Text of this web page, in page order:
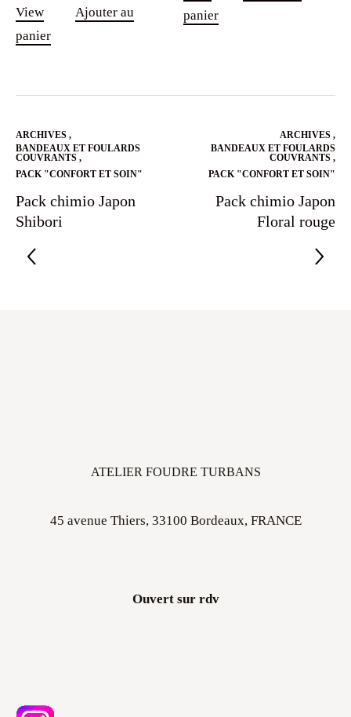
View
Ajouter au
panier
panier
ARCHIVES ,
BANDEAUX ET FOULARDS
COUVRANTS ,
PACK "CONFORT ET SOIN"
Pack chimio Japon
Shibori
ARCHIVES ,
BANDEAUX ET FOULARDS
COUVRANTS ,
PACK "CONFORT ET SOIN"
Pack chimio Japon
Floral rouge
ATELIER FOUDRE TURBANS
45 avenue Thiers, 33100 Bordeaux, FRANCE
Ouvert sur rdv